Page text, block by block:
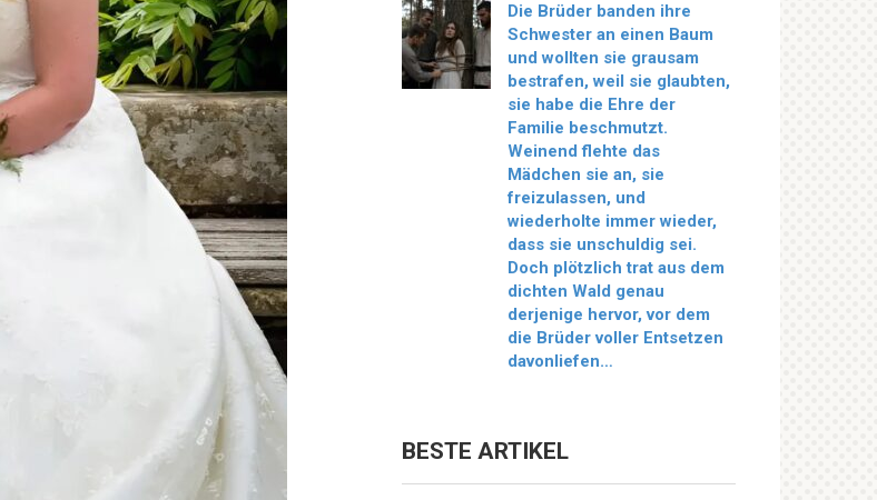
Die Brüder banden ihre
Schwester an einen Baum
und wollten sie grausam
bestrafen, weil sie glaubten,
sie habe die Ehre der
Familie beschmutzt.
Weinend flehte das
Mädchen sie an, sie
freizulassen, und
wiederholte immer wieder,
dass sie unschuldig sei.
Doch plötzlich trat aus dem
dichten Wald genau
derjenige hervor, vor dem
die Brüder voller Entsetzen
davonliefen…
BESTE ARTIKEL